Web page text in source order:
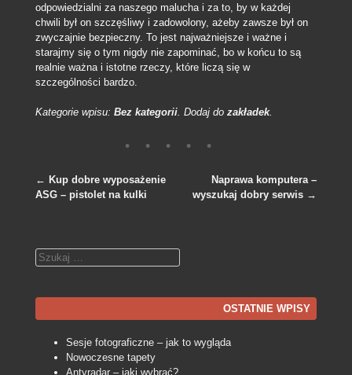
odpowiedzialni za naszego malucha i za to, by w każdej
chwili był on szczęśliwy i zadowolony, ażeby zawsze był on
zwyczajnie bezpieczny. To jest najważniejsze i ważne i
starajmy się o tym nigdy nie zapominać, bo w końcu to są
realnie ważna i istotne rzeczy, które liczą się w
szczególności bardzo.
Kategorie wpisu: Bez kategorii. Dodaj do zakładek.
← Kup dobre wyposażenie
ASG – pistolet na kulki
Naprawa komputera –
wyszukaj dobry serwis →
Szukaj
OSTATNIE WPISY
Sesje fotograficzne – jak to wygląda
Nowoczesne tapety
Antyradar – jaki wybrać?